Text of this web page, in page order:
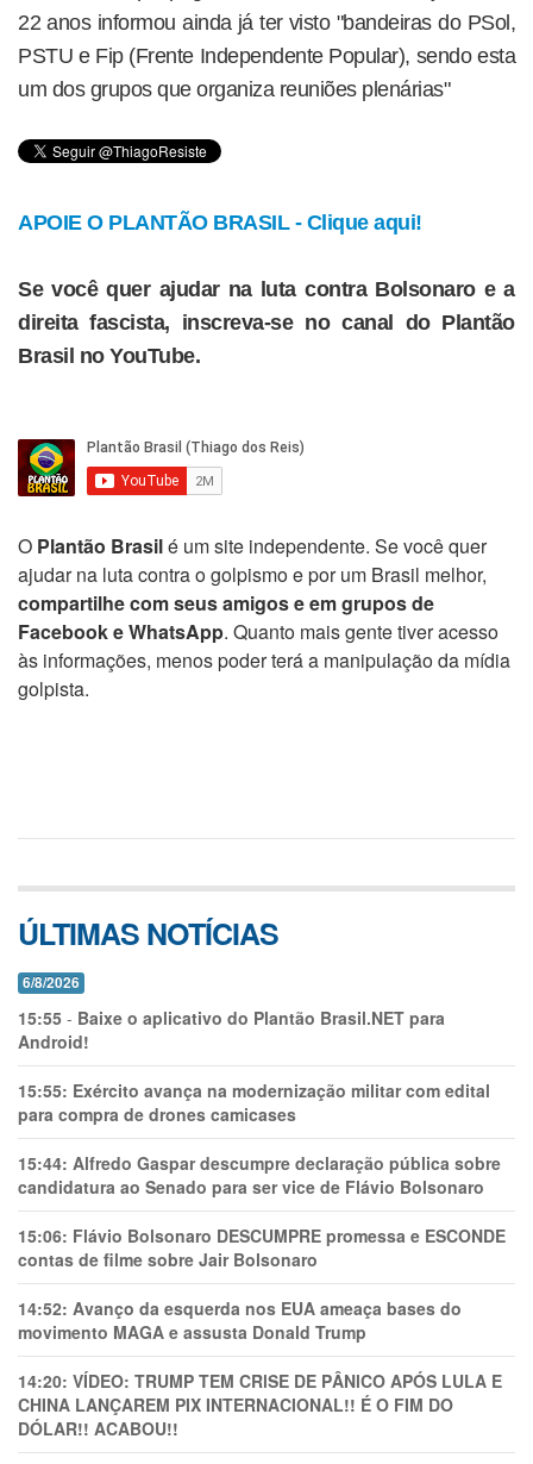
22 anos informou ainda já ter visto "bandeiras do PSol,
PSTU e Fip (Frente Independente Popular), sendo esta
um dos grupos que organiza reuniões plenárias"
APOIE O PLANTÃO BRASIL - Clique aqui!
Se você quer ajudar na luta contra Bolsonaro e a
direita fascista, inscreva-se no canal do Plantão
Brasil no YouTube.
O Plantão Brasilé um site independente. Se você quer
ajudar na luta contra o golpismo e por um Brasil melhor,
compartilhe com seus amigos e em grupos de
Facebook e WhatsApp. Quanto mais gente tiver acesso
às informações, menos poder terá a manipulação da mídia
golpista.
ÚLTIMAS NOTÍCIAS
6/8/2026
15:55 - Baixe o aplicativo do Plantão Brasil.NET para
Android!
15:55: Exército avança na modernização militar com edital
para compra de drones camicases
15:44: Alfredo Gaspar descumpre declaração pública sobre
candidatura ao Senado para ser vice de Flávio Bolsonaro
15:06: Flávio Bolsonaro DESCUMPRE promessa e ESCONDE
contas de filme sobre Jair Bolsonaro
14:52: Avanço da esquerda nos EUA ameaça bases do
movimento MAGA e assusta Donald Trump
14:20: VÍDEO: TRUMP TEM CRlSE DE PÂNlCO APÓS LULA E
CHINA LANÇAREM PIX INTERNACIONAL!! É O FIM DO
DÓLAR!! ACABOU!!